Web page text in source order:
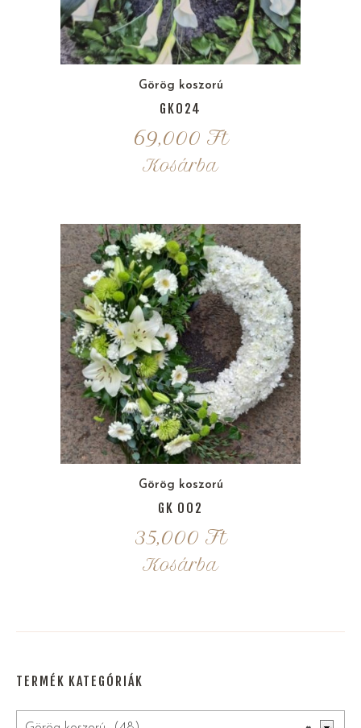
Görög koszorú
GK024
69,000 Ft
Kosárba
Görög koszorú
GK 002
35,000 Ft
Kosárba
TERMÉK KATEGÓRIÁK